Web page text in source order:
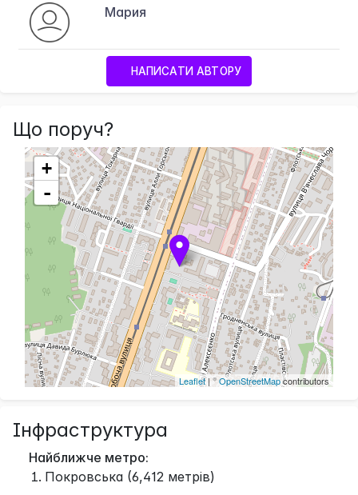
Мария
НАПИСАТИ АВТОРУ
Що поруч?
+
-
Leaflet| ©OpenStreetMapcontributors
Інфраструктура
Найближче метро:
Покровська (6,412 метрів)